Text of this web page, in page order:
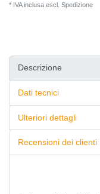
* IVA inclusa escl. Spedizione
Descrizione
Dati tecnici
Ulteriori dettagli
Recensioni dei clienti